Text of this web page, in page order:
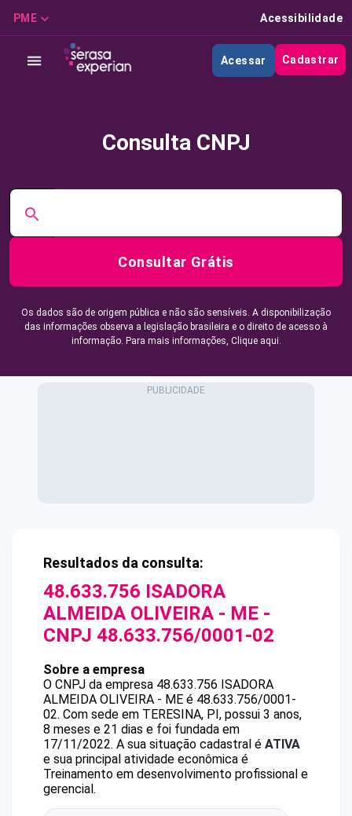
PME Acessibilidade
Acessar Cadastrar
Consulta CNPJ
Consultar Grátis
Os dados são de origem pública e não são sensíveis. A disponibilização
das informações observa a legislação brasileira e o direito de acesso à
informação. Para mais informações, Clique aqui.
Resultados da consulta:
48.633.756 ISADORA
ALMEIDA OLIVEIRA - ME -
CNPJ 48.633.756/0001-02
Sobre a empresa
O CNPJ da empresa 48.633.756 ISADORA
ALMEIDA OLIVEIRA - ME é 48.633.756/0001-
02. Com sede em TERESINA, PI, possui 3 anos,
8 meses e 21 dias e foi fundada em
17/11/2022. A sua situação cadastral é ATIVA
e sua principal atividade econômica é
Treinamento em desenvolvimento profissional e
gerencial.